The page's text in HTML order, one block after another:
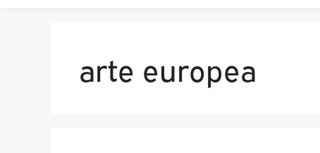
arte europea